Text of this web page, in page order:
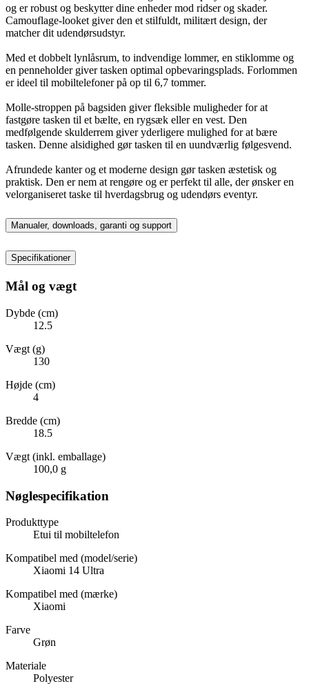
og er robust og beskytter dine enheder mod ridser og skader.
Camouflage-looket giver den et stilfuldt, militært design, der
matcher dit udendørsudstyr.
Med et dobbelt lynlåsrum, to indvendige lommer, en stiklomme og
en penneholder giver tasken optimal opbevaringsplads. Forlommen
er ideel til mobiltelefoner på op til 6,7 tommer.
Molle-stroppen på bagsiden giver fleksible muligheder for at
fastgøre tasken til et bælte, en rygsæk eller en vest. Den
medfølgende skulderrem giver yderligere mulighed for at bære
tasken. Denne alsidighed gør tasken til en uundværlig følgesvend.
Afrundede kanter og et moderne design gør tasken æstetisk og
praktisk. Den er nem at rengøre og er perfekt til alle, der ønsker en
velorganiseret taske til hverdagsbrug og udendørs eventyr.
Manualer, downloads, garanti og support
Specifikationer
Mål og vægt
Dybde (cm)
12.5
Vægt (g)
130
Højde (cm)
4
Bredde (cm)
18.5
Vægt (inkl. emballage)
100,0 g
Nøglespecifikation
Produkttype
Etui til mobiltelefon
Kompatibel med (model/serie)
Xiaomi 14 Ultra
Kompatibel med (mærke)
Xiaomi
Farve
Grøn
Materiale
Polyester